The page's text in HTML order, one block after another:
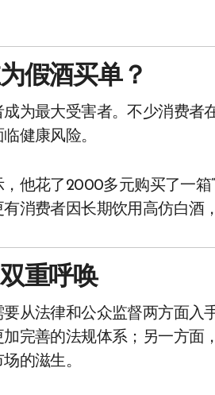
假酒买单？
为最大受害者。不少消费者
健康风险。
他花了2000多元购买了一箱
消费者因长期饮用高仿白酒
重呼唤
从法律和公众监督两方面入
完善的法规体系；另一方面
的滋生。